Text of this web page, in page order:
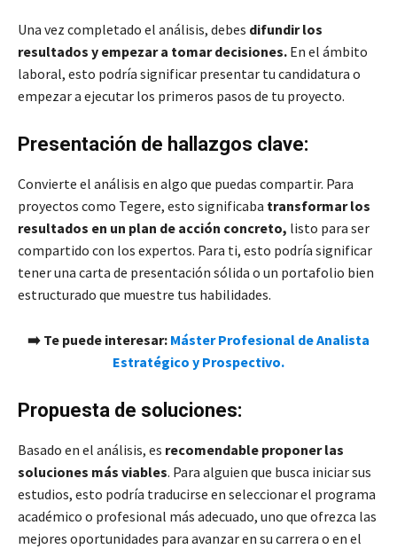
Una vez completado el análisis, debes difundir los
resultados y empezar a tomar decisiones. En el ámbito
laboral, esto podría significar presentar tu candidatura o
empezar a ejecutar los primeros pasos de tu proyecto.
Presentación de hallazgos clave:
Convierte el análisis en algo que puedas compartir. Para
proyectos como Tegere, esto significaba transformar los
resultados en un plan de acción concreto, listo para ser
compartido con los expertos. Para ti, esto podría significar
tener una carta de presentación sólida o un portafolio bien
estructurado que muestre tus habilidades.
➡️ Te puede interesar: Máster Profesional de Analista
Estratégico y Prospectivo.
Propuesta de soluciones:
Basado en el análisis, es recomendable proponer las
soluciones más viables. Para alguien que busca iniciar sus
estudios, esto podría traducirse en seleccionar el programa
académico o profesional más adecuado, uno que ofrezca las
mejores oportunidades para avanzar en su carrera o en el